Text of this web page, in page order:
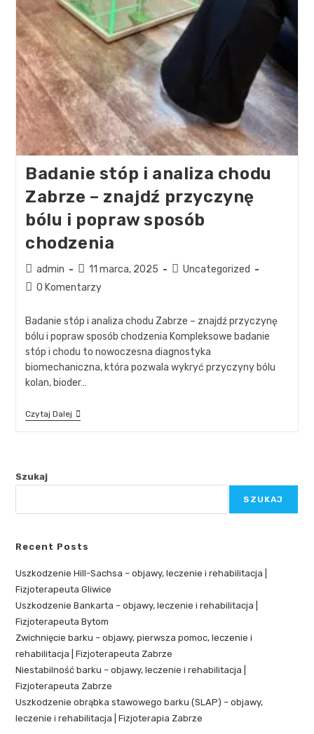
Badanie stóp i analiza chodu
Zabrze – znajdź przyczynę
bólu i popraw sposób
chodzenia
admin 11 marca, 2025
Uncategorized
0 Komentarzy
Badanie stóp i analiza chodu Zabrze – znajdź przyczynę
bólu i popraw sposób chodzenia Kompleksowe badanie
stóp i chodu to nowoczesna diagnostyka
biomechaniczna, która pozwala wykryć przyczyny bólu
kolan, bioder…
Czytaj Dalej
Szukaj
SZUKAJ
Recent Posts
Uszkodzenie Hill-Sachsa – objawy, leczenie i rehabilitacja |
Fizjoterapeuta Gliwice
Uszkodzenie Bankarta – objawy, leczenie i rehabilitacja |
Fizjoterapeuta Bytom
Zwichnięcie barku – objawy, pierwsza pomoc, leczenie i
rehabilitacja | Fizjoterapeuta Zabrze
Niestabilność barku – objawy, leczenie i rehabilitacja |
Fizjoterapeuta Zabrze
Uszkodzenie obrąbka stawowego barku (SLAP) – objawy,
leczenie i rehabilitacja | Fizjoterapia Zabrze